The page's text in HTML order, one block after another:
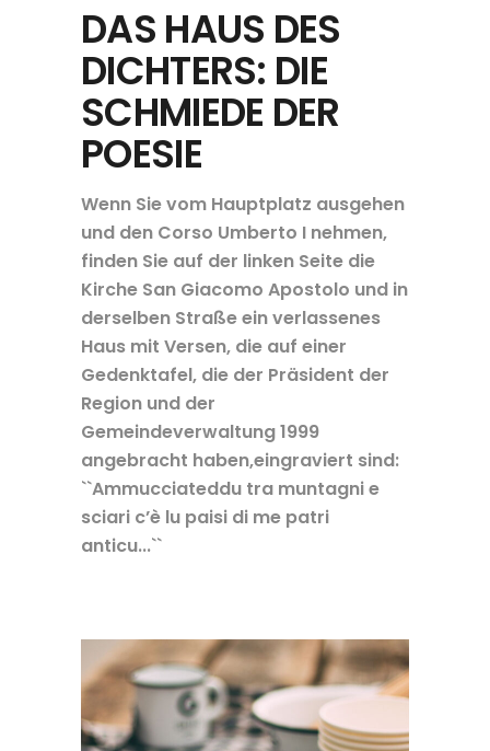
DAS HAUS DES
DICHTERS: DIE
SCHMIEDE DER
POESIE
Wenn Sie vom Hauptplatz ausgehen
und den Corso Umberto I nehmen,
finden Sie auf der linken Seite die
Kirche San Giacomo Apostolo und in
derselben Straße ein verlassenes
Haus mit Versen, die auf einer
Gedenktafel, die der Präsident der
Region und der
Gemeindeverwaltung 1999
angebracht haben,eingraviert sind:
``Ammucciateddu tra muntagni e
sciari c’è lu paisi di me patri
anticu...``